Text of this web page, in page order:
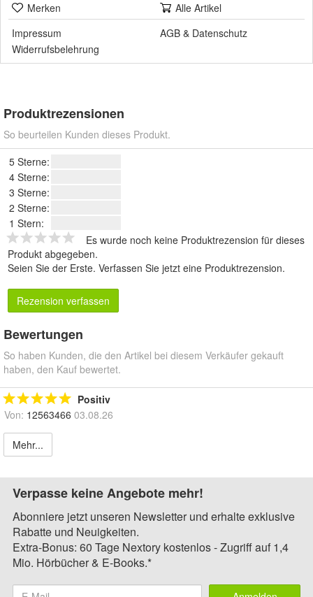
Merken
Alle Artikel
Impressum
AGB & Datenschutz
Widerrufsbelehrung
Produktrezensionen
So beurteilen Kunden dieses Produkt.
5 Sterne:
4 Sterne:
3 Sterne:
2 Sterne:
1 Stern:
Es wurde noch keine Produktrezension für dieses
Produkt abgegeben.
Seien Sie der Erste. Verfassen Sie jetzt eine Produktrezension.
Rezension verfassen
Bewertungen
So haben Kunden, die den Artikel bei diesem Verkäufer gekauft
haben, den Kauf bewertet.
Positiv
Von: 12563466 03.08.26
Mehr...
Verpasse keine Angebote mehr!
Abonniere jetzt unseren Newsletter und erhalte exklusive
Rabatte und Neuigkeiten.
Extra-Bonus: 60 Tage Nextory kostenlos - Zugriff auf 1,4
Mio. Hörbücher & E-Books.*